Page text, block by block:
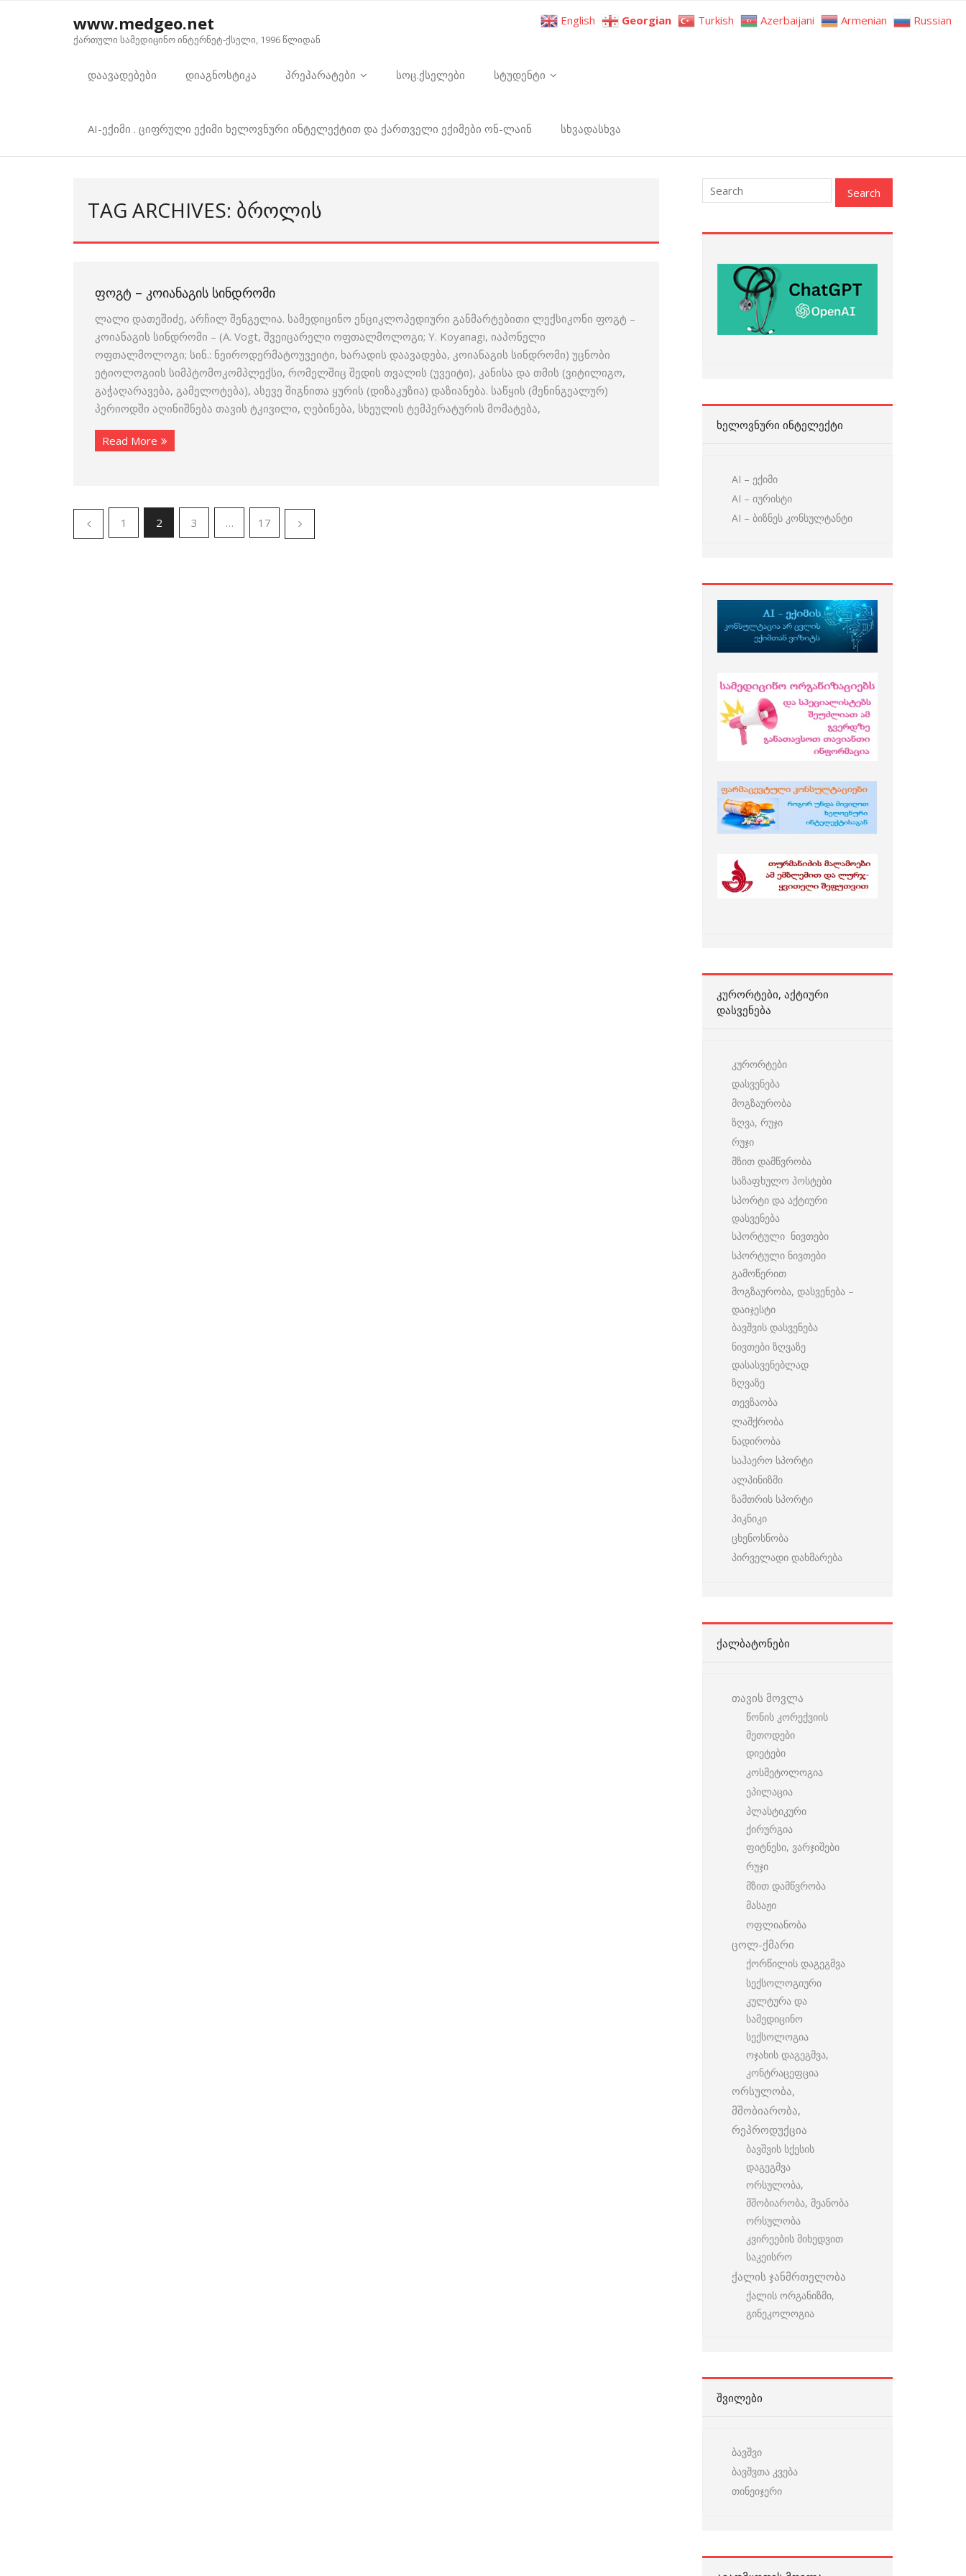
www.medgeo.net
ქართული სამედიცინო ინტერნეტ-ქსელი, 1996 წლიდან
დაავადებები დიაგნოსტიკა პრეპარატები სოც.ქსელები სტუდენტი
AI-ექიმი . ციფრული ექიმი ხელოვნური ინტელექტით და ქართველი ექიმები ონ-ლაინ სხვადასხვა
TAG ARCHIVES: ᲑᲠᲝᲚᲘᲡ
ᲤᲝᲒᲢ – ᲙᲝᲘᲐᲜᲐᲒᲘᲡ ᲡᲘᲜᲓᲠᲝᲛᲘ
ლალი დათეშიძე, არჩილ შენგელია. სამედიცინო ენციკლოპედიური განმარტებითი ლექსიკონი ფოგტ –
კოიანაგის სინდრომი – (A. Vogt, შვეიცარელი ოფთალმოლოგი; Y. Koyanagi, იაპონელი
ოფთალმოლოგი; სინ.: ნეიროდერმატოუვეიტი, ხარადის დაავადება, კოიანაგის სინდრომი) უცნობი
ეტიოლოგიის სიმპტომოკომპლექსი, რომელშიც შედის თვალის (უვეიტი), კანისა და თმის (ვიტილიგო,
გაჭაღარავება, გამელოტება), ასევე შიგნითა ყურის (დიზაკუზია) დაზიანება. საწყის (მენინგეალურ)
პერიოდში აღინიშნება თავის ტკივილი, ღებინება, სხეულის ტემპერატურის მომატება,
Read More
1 2 3 … 17
ᲮᲔᲚᲝᲕᲜᲣᲠᲘ ᲘᲜᲢᲔᲚᲔᲥᲢᲘ
AI – ექიმი
AI – იურისტი
AI – ბიზნეს კონსულტანტი
ᲙᲣᲠᲝᲠᲢᲔᲑᲘ, ᲐᲥᲢᲘᲣᲠᲘ
ᲓᲐᲡᲕᲔᲜᲔᲑᲐ
კურორტები
დასვენება
მოგზაურობა
ზღვა, რუჯი
რუჯი
მზით დამწვრობა
საზაფხულო პოსტები
სპორტი და აქტიური
დასვენება
სპორტული ნივთები
სპორტული ნივთები
გამოწერით
მოგზაურობა, დასვენება –
დაიჯესტი
ბავშვის დასვენება
ნივთები ზღვაზე
დასასვენებლად
ზღვაზე
თევზაობა
ლაშქრობა
ნადირობა
საჰაერო სპორტი
ალპინიზმი
ზამთრის სპორტი
პიკნიკი
ცხენოსნობა
პირველადი დახმარება
ᲥᲐᲚᲑᲐᲢᲝᲜᲔᲑᲘ
თავის მოვლა
წონის კორექვიის
მეთოდები
დიეტები
კოსმეტოლოგია
ეპილაცია
პლასტიკური
ქირურგია
ფიტნესი, ვარჯიშები
რუჯი
მზით დამწვრობა
მასაჟი
ოფლიანობა
ცოლ-ქმარი
ქორწილის დაგეგმვა
სექსოლოგიური
კულტურა და
სამედიცინო
სექსოლოგია
ოჯახის დაგეგმვა,
კონტრაცეფცია
ორსულობა,
მშობიარობა,
რეპროდუქცია
ბავშვის სქესის
დაგეგმვა
ორსულობა,
მშობიარობა, მეანობა
ორსულობა
კვირეების მიხედვით
საკეისრო
ქალის ჯანმრთელობა
ქალის ორგანიზმი,
გინეკოლოგია
ᲨᲕᲘᲚᲔᲑᲘ
ბავშვი
ბავშვთა კვება
თინეიჯერი
English Georgian Turkish Azerbaijani Armenian Russian